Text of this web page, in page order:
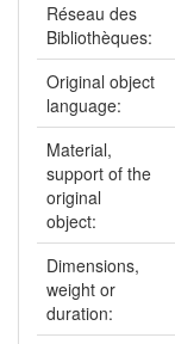
Réseau des
Bibliothèques:
Original object
language:
Material,
support of the
original
object:
Dimensions,
weight or
duration: